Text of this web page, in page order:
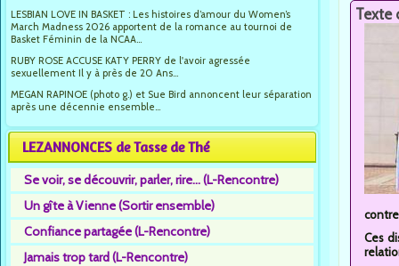
LESBIAN LOVE IN BASKET : Les histoires d’amour du Women’s
March Madness 2026 apportent de la romance au tournoi de
Basket Féminin de la NCAA...
RUBY ROSE ACCUSE KATY PERRY de l'avoir agressée
sexuellement Il y à près de 20 Ans...
MEGAN RAPINOE (photo g.) et Sue Bird annoncent leur séparation
après une décennie ensemble...
LEZANNONCES de Tasse de Thé
Se voir, se découvrir, parler, rire... (L-Rencontre)
Un gîte à Vienne (Sortir ensemble)
Confiance partagée (L-Rencontre)
Jamais trop tard (L-Rencontre)
Texte
Ces